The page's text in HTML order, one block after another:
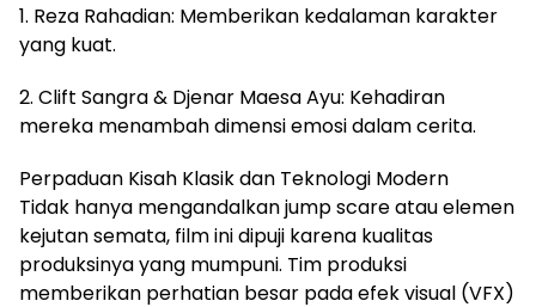
1. Reza Rahadian: Memberikan kedalaman karakter
yang kuat.
2. Clift Sangra & Djenar Maesa Ayu: Kehadiran
mereka menambah dimensi emosi dalam cerita.
Perpaduan Kisah Klasik dan Teknologi Modern
Tidak hanya mengandalkan jump scare atau elemen
kejutan semata, film ini dipuji karena kualitas
produksinya yang mumpuni. Tim produksi
memberikan perhatian besar pada efek visual (VFX)